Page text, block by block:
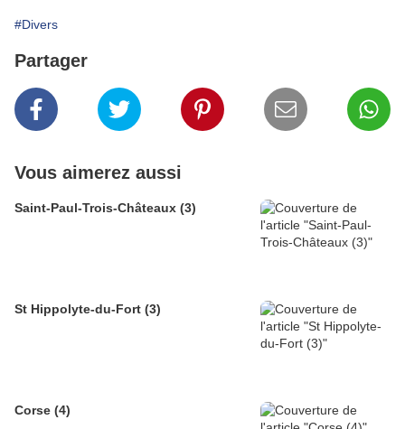
#Divers
Partager
Vous aimerez aussi
Saint-Paul-Trois-Châteaux (3)
St Hippolyte-du-Fort (3)
Corse (4)